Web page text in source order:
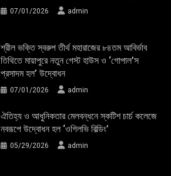
07/01/2026 admin
শ্রীল ভক্তি স্বরুপ তীর্থ মহারাজের ৮৪তম আবির্ভাব
তিথিতে মায়াপুরে নতুন গেস্ট হাউস ও ‘গোপাল’স
প্রসাদম হল’ উদ্বোধন
07/01/2026 admin
ঐতিহ্য ও আধুনিকতার মেলবন্ধনে স্কটিশ চার্চ কলেজে
নবরূপে উদ্বোধন হল ‘ওগিলভি বিল্ডিং’
05/29/2026 admin